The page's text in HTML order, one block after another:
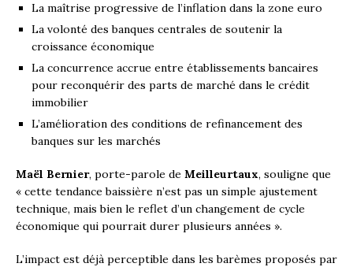
La maîtrise progressive de l’inflation dans la zone euro
La volonté des banques centrales de soutenir la
croissance économique
La concurrence accrue entre établissements bancaires
pour reconquérir des parts de marché dans le crédit
immobilier
L’amélioration des conditions de refinancement des
banques sur les marchés
Maël Bernier, porte-parole de Meilleurtaux, souligne que
« cette tendance baissière n’est pas un simple ajustement
technique, mais bien le reflet d’un changement de cycle
économique qui pourrait durer plusieurs années ».
L’impact est déjà perceptible dans les barèmes proposés par